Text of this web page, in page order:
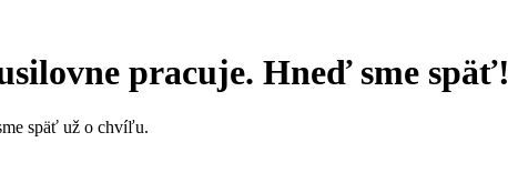
pracuje. Hneď sme späť!
späť už o chvíľu.